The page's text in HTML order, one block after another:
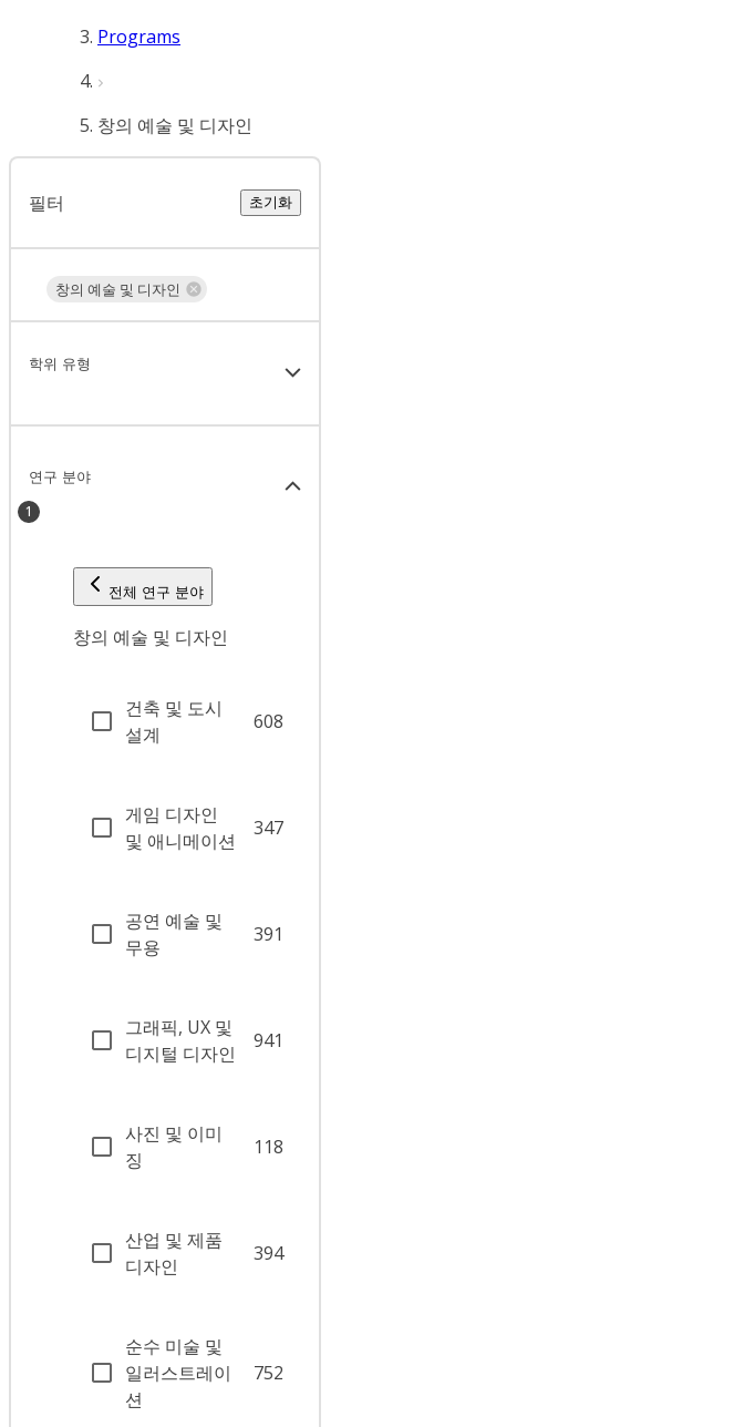
Programs
창의 예술 및 디자인
필터 초기화
창의 예술 및 디자인
학위 유형
연구 분야
1
전체 연구 분야
창의 예술 및 디자인
건축 및 도시
설계
608
게임 디자인
및 애니메이션
347
공연 예술 및
무용
391
그래픽, UX 및
디지털 디자인
941
사진 및 이미
징
118
산업 및 제품
디자인
394
순수 미술 및
일러스트레이
션
752